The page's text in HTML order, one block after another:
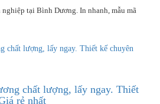
tại Bình Dương. In nhanh, mẫu mã
chất lượng, lấy ngay. Thiết
rẻ nhất